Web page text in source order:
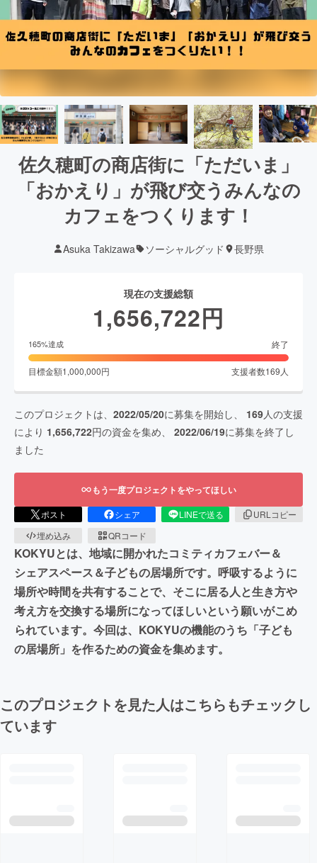
佐久穂町の商店街に「ただいま」
「おかえり」が飛び交うみんなの
カフェをつくります！
Asuka Takizawa ソーシャルグッド 長野県
現在の支援総額
1,656,722円
165%達成 終了
目標金額1,000,000円 支援者数169 人
このプロジェクトは、 2022/05/20に募集を開始し、 169人の支援
により 1,656,722円の資金を集め、 2022/06/19に募集を終了し
ました
もう一度プロジェクトをやってほしい
ポスト シェア LINEで送る
URLコピー
埋め込み
QRコード
KOKYUとは、地域に開かれたコミティカフェバー＆
シェアスペース＆子どもの居場所です。呼吸するように
場所や時間を共有することで、そこに居る人と生き方や
考え方を交換する場所になってほしいという願いがこめ
られています。今回は、KOKYUの機能のうち「子ども
の居場所」を作るための資金を集めます。
このプロジェクトを見た人はこちらもチェックし
ています